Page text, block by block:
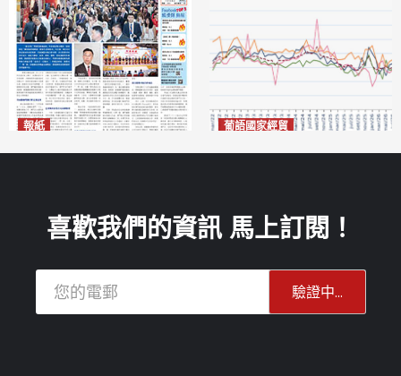
報紙 葡語國家經貿
喜歡我們的資訊 馬上訂閱！